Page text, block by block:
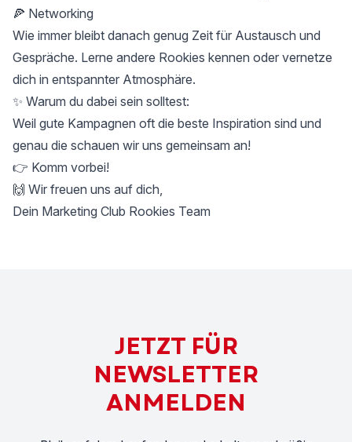
🍕 Networking
Wie immer bleibt danach genug Zeit für Austausch und
Gespräche. Lerne andere Rookies kennen oder vernetze
dich in entspannter Atmosphäre.
✨ Warum du dabei sein solltest:
Weil gute Kampagnen oft die beste Inspiration sind und
genau die schauen wir uns gemeinsam an!
👉 Komm vorbei!
🙌 Wir freuen uns auf dich,
Dein Marketing Club Rookies Team
JETZT FÜR
NEWSLETTER
ANMELDEN